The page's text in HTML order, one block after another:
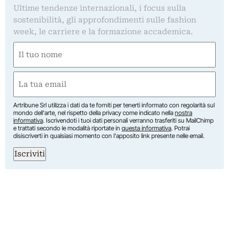
Ultime tendenze internazionali, i focus sulla
sostenibilità, gli approfondimenti sulle fashion
week, le carriere e la formazione accademica.
(Required)
(Required)
Artribune Srl utilizza i dati da te forniti per tenerti informato con regolarità sul
mondo dell'arte, nel rispetto della privacy come indicato nella nostra
informativa. Iscrivendoti i tuoi dati personali verranno trasferiti su MailChimp
e trattati secondo le modalità riportate in questa informativa. Potrai
disiscriverti in qualsiasi momento con l'apposito link presente nelle email.
Iscriviti